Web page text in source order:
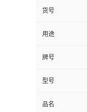
货号
用途
牌号
型号
品名